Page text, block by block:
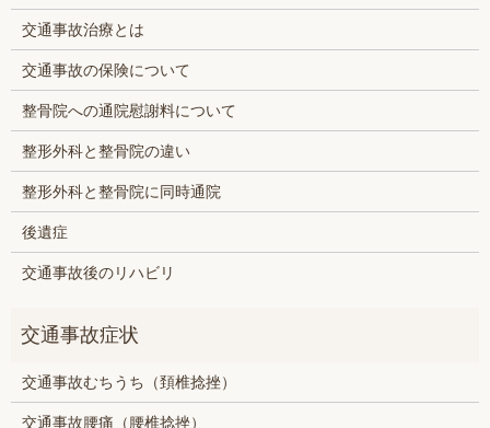
交通事故治療とは
交通事故の保険について
整骨院への通院慰謝料について
整形外科と整骨院の違い
整形外科と整骨院に同時通院
後遺症
交通事故後のリハビリ
交通事故むちうち（頚椎捻挫）
交通事故腰痛（腰椎捻挫）